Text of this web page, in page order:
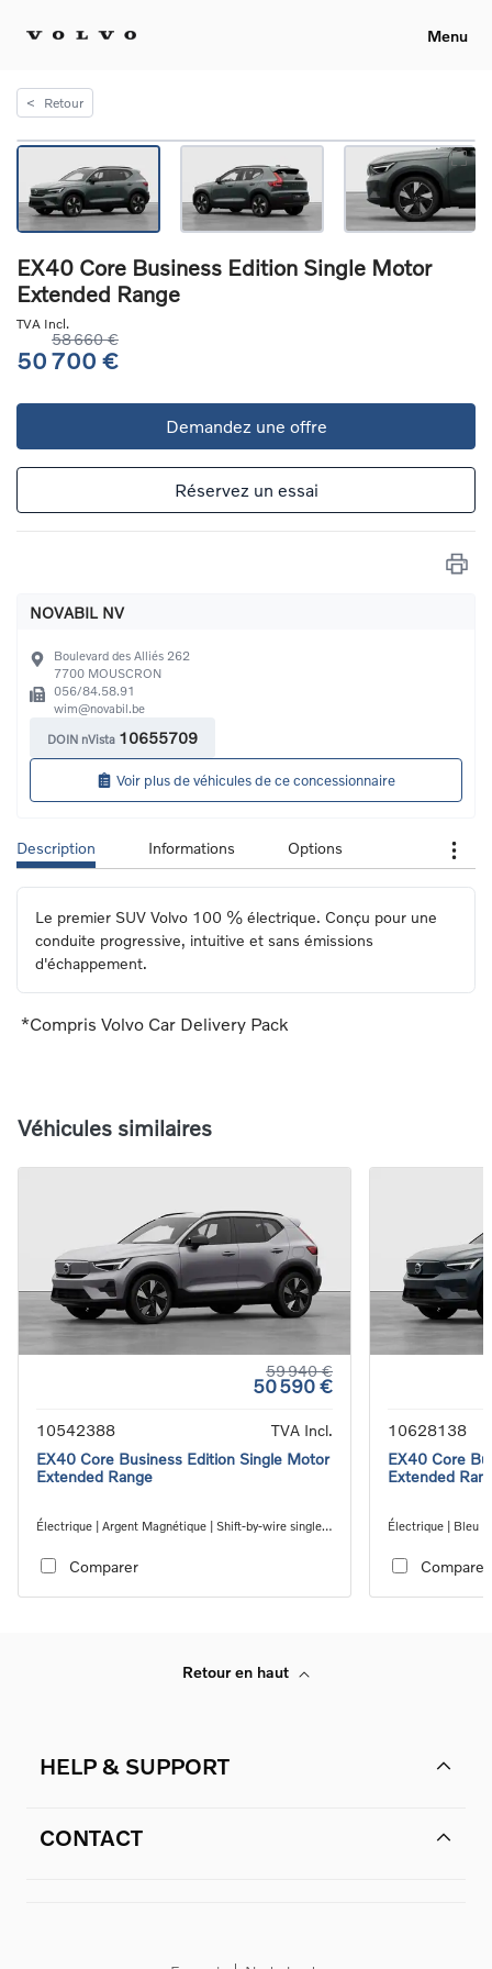
Menu
< Retour
EX40 Core Business Edition Single Motor
Extended Range
TVA Incl.
58 660 €
50 700 €
Demandez une offre
Réservez un essai
NOVABIL NV
Boulevard des Alliés 262
7700 MOUSCRON
056/84.58.91
wim@novabil.be
DOIN nVista 10655709
Voir plus de véhicules de ce concessionnaire
Description Informations Options
Le premier SUV Volvo 100 % électrique. Conçu pour une
conduite progressive, intuitive et sans émissions
d'échappement.
*Compris Volvo Car Delivery Pack
Véhicules similaires
59 940 €
50 590 €
10542388
TVA Incl.
EX40 Core Business Edition Single Motor
Extended Range
Électrique | Argent Magnétique | Shift-by-wire single
Comparer
10628138
EX40 Core
Extended
Électrique | Bleu
Comparer
Retour en haut
HELP & SUPPORT
CONTACT